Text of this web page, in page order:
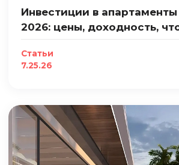
Инвестиции в апартаменты
2026: цены, доходность,
Статьи
7.25.26